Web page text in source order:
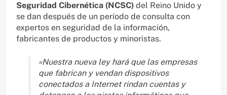
Seguridad Cibernética (NCSC) del Reino Unido y
se dan después de un período de consulta con
expertos en seguridad de la información,
fabricantes de productos y minoristas.
«Nuestra nueva ley hará que las empresas
que fabrican y vendan dispositivos
conectados a Internet rindan cuentas y